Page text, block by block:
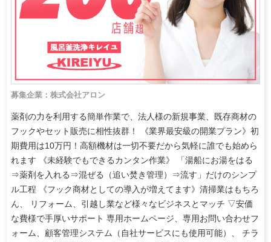
募集企業：株式会社アロン
薬剤の力を利用する簡単作業で、法人様の新規事業、既存商材の
フックやセット販売に相性抜群！ 《業界最安級の開業プラン》初
期費用は10万円！高額機材は一切不要だから気軽に誰でも始めら
れます 《未経験でもできるカンタン作業》 「湯船にお湯をはる
⇒薬剤を入れる⇒混ぜる（追い焚き管理）⇒流す」だけのシンプ
ル工程 《フック商材としての導入が増えてます》清掃業はもちろ
ん、 リフォーム、引越し業など様々なビジネスとマッチ ▽安価
な費様で手厚いサポート 専用ホームページ、専用お問い合わせフ
ォーム、顧客管理システム（自社サービスにも使用可能）、 チラ